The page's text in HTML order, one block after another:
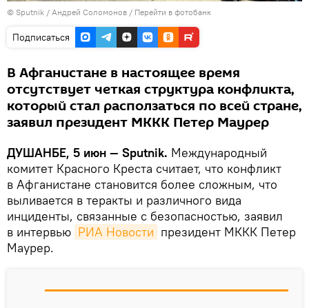
© Sputnik / Андрей Соломонов / Перейти в фотобанк
Подписаться
В Афганистане в настоящее время
отсутствует четкая структура конфликта,
который стал расползаться по всей стране,
заявил президент МККК Петер Маурер
ДУШАНБЕ, 5 июн — Sputnik. Международный
комитет Красного Креста считает, что конфликт
в Афганистане становится более сложным, что
выливается в теракты и различного вида
инциденты, связанные с безопасностью, заявил
в интервью РИА Новости президент МККК Петер
Маурер.